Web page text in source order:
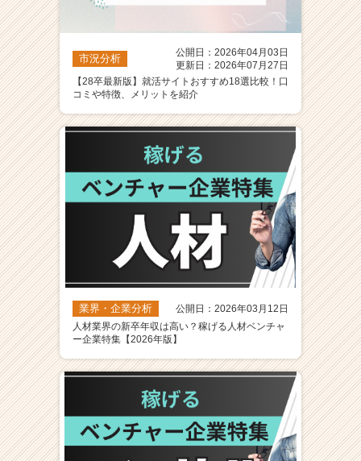
市況分析
公開日：2026年04月03日
更新日：2026年07月27日
【28卒最新版】就活サイトおすすめ18選比較！口
コミや特徴、メリットを紹介
業界・企業分析
公開日：2026年03月12日
人材業界の新卒年収は高い？稼げる人材ベンチャ
ー企業特集【2026年版】